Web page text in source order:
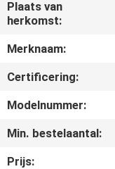
ONS
Plaats van
herkomst:
Merknaam:
Certificering:
Modelnummer:
Min. bestelaantal:
Prijs: